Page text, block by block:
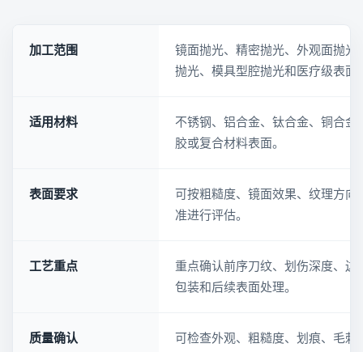
加工范围
镜面抛光、精密抛光、外观面抛光
抛光、模具型腔抛光和医疗级表面
适用材料
不锈钢、铝合金、钛合金、铜合金
胶或复合材料表面。
表面要求
可按粗糙度、镜面效果、纹理方
准进行评估。
工艺重点
重点确认前序刀纹、划伤深度、边
包装和后续表面处理。
质量确认
可检查外观、粗糙度、划痕、毛